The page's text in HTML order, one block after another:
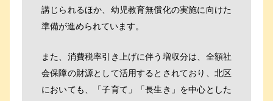
講じられるほか、幼児教育無償化の実施に向けた
準備が進められています。
また、消費税率引き上げに伴う増収分は、全額社
会保障の財源として活用するとされており、北区
においても、「子育て」「長生き」を中心とした